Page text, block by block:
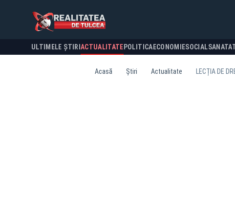
ULTIMELE ȘTIRI ACTUALITATE POLITICA ECONOMIESOCIAL
Acasă Știri Actualitate LECȚIA DE